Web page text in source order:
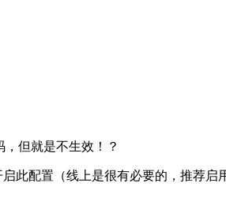
但就是不生效！？
此配置（线上是很有必要的，推荐